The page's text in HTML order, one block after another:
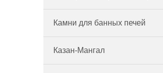
Камни для банных печей
Казан-Мангал